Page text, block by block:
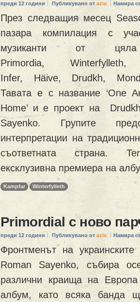
преди 12 години Публикувано от azia Намира
През следващия месец
пазара компилация с
музиканти от
Primordia,
Infer, Häive, Drudkh,
Тавата е с название ‘One
Home’ и е проект на
Sayenko. Групите
интерпретации на
съответната страна.
ексклузивна премиера на
Kampfar Winterfylleth
Primordial с ново
преди 12 години Публикувано от azia Намира
Фронтменът на украинските
Roman Sayenko, събира
различни краища на
албум, като всяка банда